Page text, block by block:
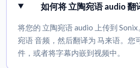
如何将 立陶宛语 audio 翻
将您的 立陶宛语 audio 上传到
宛语 音频，然后翻译为 马来语。您
件，或者将字幕内嵌到视频中。